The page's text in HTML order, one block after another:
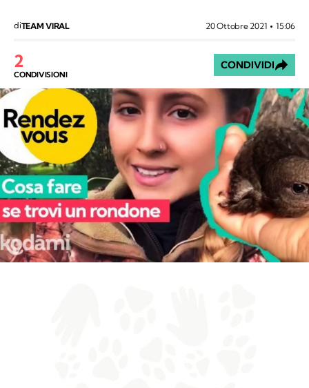
diTEAM VIRAL 20 Ottobre 2021 15:06
2
CONDIVISIONI
CONDIVIDI